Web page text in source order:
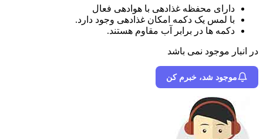
دارای محفظه غذادهی با هوادهی فعال
با لمس یک دکمه امکان غذادهی وجود دارد.
دکمه ها در برابر آب مقاوم هستند.
در انبار موجود نمی باشد
موجود شد، خبرم کن